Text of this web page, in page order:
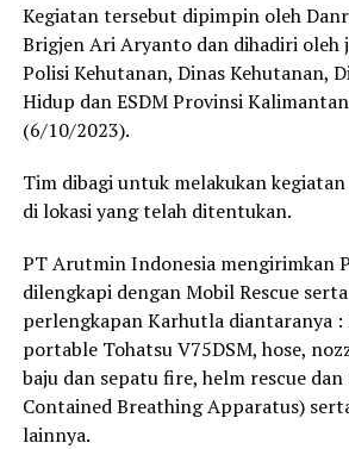
Kegiatan tersebut dipimpin oleh
Brigjen Ari Aryanto dan dihadiri oleh
Polisi Kehutanan, Dinas Kehutanan,
Hidup dan ESDM Provinsi
(6/10/2023).
Tim dibagi untuk melakukan
di lokasi yang telah ditentukan.
PT Arutmin Indonesia mengirimkan
dilengkapi dengan Mobil Rescue
perlengkapan Karhutla diantaranya :
portable Tohatsu V75DSM, hose,
baju dan sepatu fire, helm rescue dan
Contained Breathing Apparatus)
lainnya.